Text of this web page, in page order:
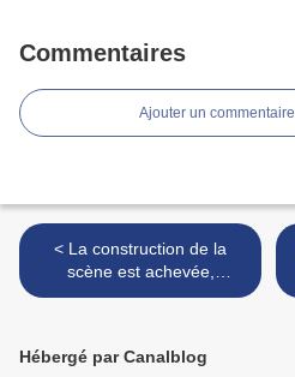
Commentaires
Ajouter un commentaire
< La construction de la
scène est achevée,
découvrez la
Hébergé par Canalblog